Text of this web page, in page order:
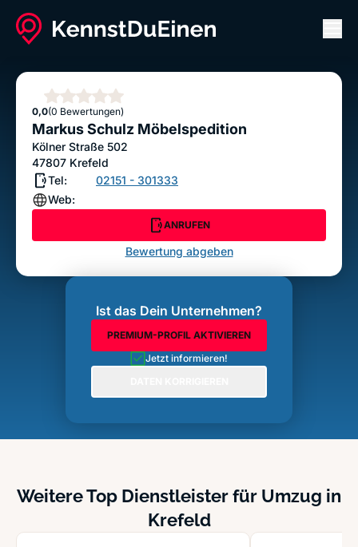
Markus Schulz Möbelspedition
0,0
Sterne
(0 Bewertungen)
Markus Schulz Möbelspedition
Kölner Straße 502
47807 Krefeld
Tel:
02151 - 301333
Web:
ANRUFEN
Bewertung abgeben
Ist das Dein Unternehmen?
PREMIUM-PROFIL AKTIVIEREN
Jetzt informieren!
Weitere Top Dienstleister für Umzug in
Krefeld